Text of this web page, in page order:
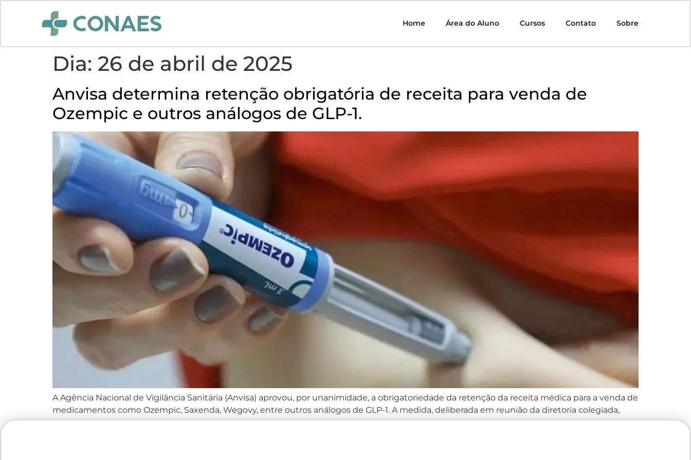
Home Área do Aluno Cursos Contato Sobre
Dia: 26 de abril de 2025
Anvisa determina retenção obrigatória de receita para venda de
Ozempic e outros análogos de GLP-1.
A Agência Nacional de Vigilância Sanitária (Anvisa) aprovou, por unanimidade, a obrigatoriedade da retenção da receita médica para a venda de
medicamentos como Ozempic, Saxenda, Wegovy, entre outros análogos de GLP-1. A medida, deliberada em reunião da diretoria colegiada,
tem como objetivo reforçar o controle sobre o uso desses medicamentos e proteger a saúde pública […]